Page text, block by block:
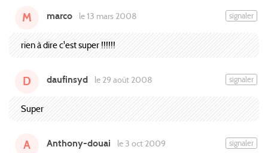
M marco le 13 mars 2008 signaler
rien à dire c'est super !!!!!!
D daufinsyd le 29 août 2008 signaler
Super
A Anthony-douai le 3 oct 2009 signaler